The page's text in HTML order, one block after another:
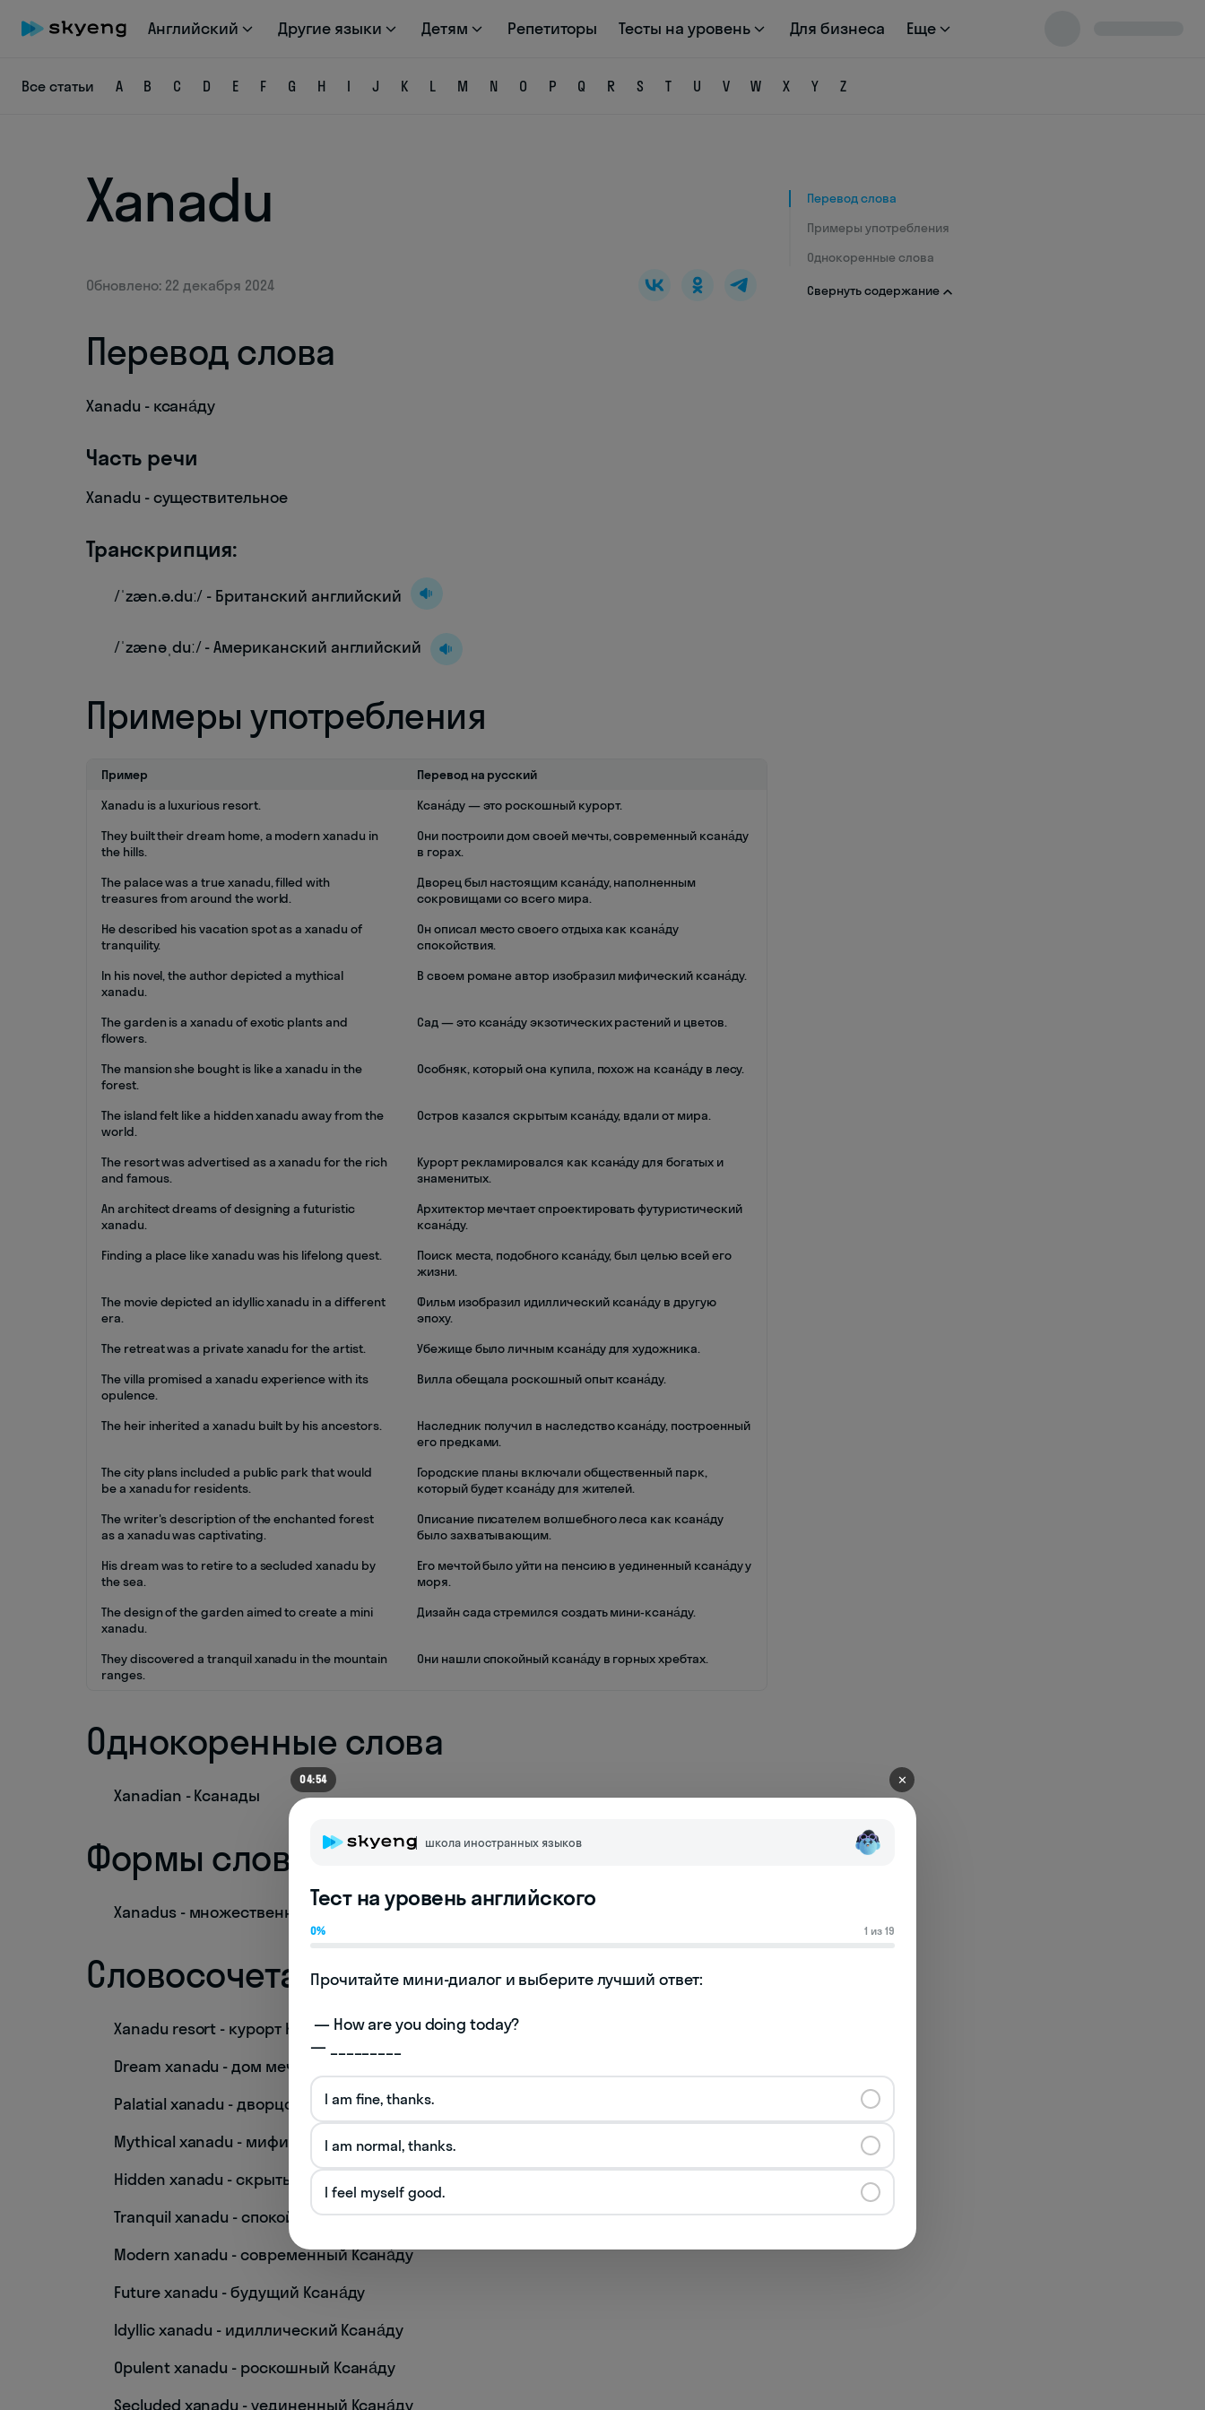
Английский Другие языки Детям Репетиторы Тесты на уровень Для бизнеса Еще
Все статьи A B C D E F G H I J K L M N O P Q R S T U V W X Y Z
Xanadu
Обновлено: 22 декабря 2024
Перевод слова
Xanadu - ксана́ду
Часть речи
Xanadu - существительное
Транскрипция:
/ˈzæn.ə.duː/ - Британский английский
/ˈzænəˌduː/ - Американский английский
Примеры употребления
Пример
Перевод на русский
Xanadu is a luxurious resort.
Ксана́ду — это роскошный курорт.
They built their dream home, a modern xanadu in
the hills.
Они построили дом своей мечты, современный ксана́ду
в горах.
The palace was a true xanadu, filled with
treasures from around the world.
Дворец был настоящим ксана́ду, наполненным
сокровищами со всего мира.
He described his vacation spot as a xanadu of
tranquility.
Он описал место своего отдыха как ксана́ду
спокойствия.
In his novel, the author depicted a mythical
xanadu.
В своем романе автор изобразил мифический ксана́ду.
The garden is a xanadu of exotic plants and
flowers.
Сад — это ксана́ду экзотических растений и цветов.
The mansion she bought is like a xanadu in the
forest.
Особняк, который она купила, похож на ксана́ду в лесу.
The island felt like a hidden xanadu away from the
world.
Остров казался скрытым ксана́ду, вдали от мира.
The resort was advertised as a xanadu for the rich
and famous.
Курорт рекламировался как ксана́ду для богатых и
знаменитых.
An architect dreams of designing a futuristic
xanadu.
Архитектор мечтает спроектировать футуристический
ксана́ду.
Finding a place like xanadu was his lifelong quest.
Поиск места, подобного ксана́ду, был целью всей его
жизни.
The movie depicted an idyllic xanadu in a different
era.
Фильм изобразил идиллический ксана́ду в другую
эпоху.
The retreat was a private xanadu for the artist.
Убежище было личным ксана́ду для художника.
The villa promised a xanadu experience with its
opulence.
Вилла обещала роскошный опыт ксана́ду.
The heir inherited a xanadu built by his ancestors.
Наследник получил в наследство ксана́ду, построенный
его предками.
The city plans included a public park that would
be a xanadu for residents.
Городские планы включали общественный парк,
который будет ксана́ду для жителей.
The writer's description of the enchanted forest
as a xanadu was captivating.
Описание писателем волшебного леса как ксана́ду
было захватывающим.
His dream was to retire to a secluded xanadu by
the sea.
Его мечтой было уйти на пенсию в уединенный ксана́ду у
моря.
The design of the garden aimed to create a mini
xanadu.
Дизайн сада стремился создать мини-ксана́ду.
They discovered a tranquil xanadu in the mountain
ranges.
Они нашли спокойный ксана́ду в горных хребтах.
Однокоренные слова
Xanadian - Ксанады
Формы слова
Xanadus - множественное число
Словосочетания
Xanadu resort - курорт Ксана́ду
Dream xanadu - дом мечты Ксана́ду
Palatial xanadu - дворцовый Ксана́ду
Mythical xanadu - мифический Ксана́ду
Hidden xanadu - скрытый Ксана́ду
Tranquil xanadu - спокойный Ксана́ду
Modern xanadu - современный Ксана́ду
Future xanadu - будущий Ксана́ду
Idyllic xanadu - идиллический Ксана́ду
Opulent xanadu - роскошный Ксана́ду
Secluded xanadu - уединенный Ксана́ду
Перевод слова
Примеры употребления
Однокоренные слова
Свернуть содержание
04:54 ✕
школа иностранных языков
Тест на уровень английского
0% 1 из 19
Прочитайте мини-диалог и выберите лучший ответ:
— _________
I am fine, thanks.
I am normal, thanks.
I feel myself good.